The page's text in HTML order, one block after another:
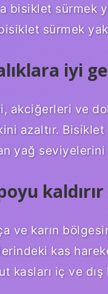
bisiklet sürmek
sürmek
iyi
akciğerleri ve
azaltır.
yağ
kaldırır
ve karın
kas
iç ve dış